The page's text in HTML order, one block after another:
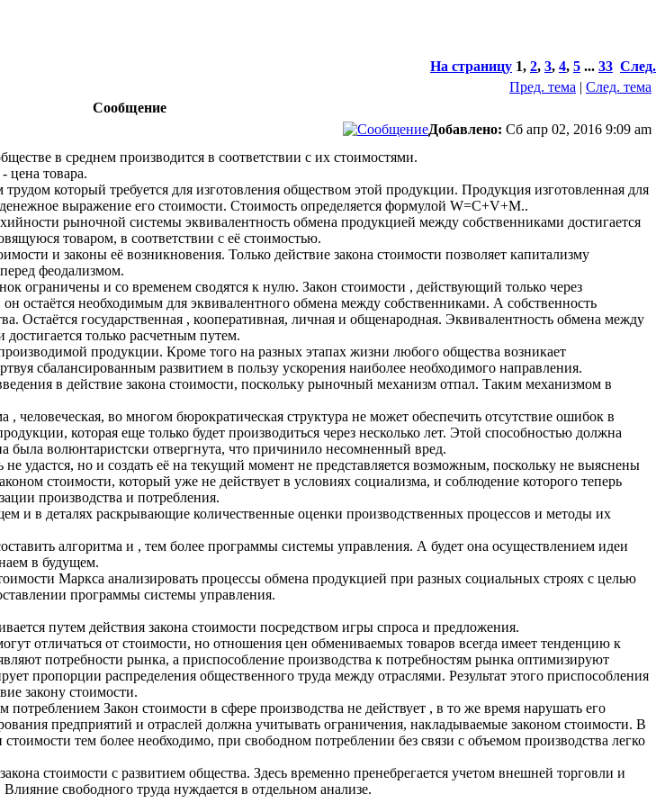
На страницу 1, 2, 3, 4, 5 ... 33 След.
Пред. тема | След. тема
Сообщение
Добавлено: Сб апр 02, 2016 9:09 am
в среднем производится в соответствии с их стоимостями.
цена товара.
который требуется для изготовления обществом этой продукции. Продукция изготовленная для
выражение его стоимости. Стоимость определяется формулой W=C+V+M..
рыночной системы эквивалентность обмена продукцией между собственниками достигается
товаром, в соответствии с её стоимостью.
и законы её возникновения. Только действие закона стоимости позволяет капитализму
феодализмом.
ограничены и со временем сводятся к нулю. Закон стоимости , действующий только через
остаётся необходимым для эквивалентного обмена между собственниками. А собственность
Остаётся государственная , кооперативная, личная и общенародная. Эквивалентность обмена между
только расчетным путем.
продукции. Кроме того на разных этапах жизни любого общества возникает
сбалансированным развитием в пользу ускорения наиболее необходимого направления.
в действие закона стоимости, поскольку рыночный механизм отпал. Таким механизмом в
, человеческая, во многом бюрократическая структура не может обеспечить отсутствие ошибок в
которая еще только будет производиться через несколько лет. Этой способностью должна
была волюнтаристски отвергнута, что причинило несомненный вред.
удастся, но и создать её на текущий момент не представляется возможным, поскольку не выяснены
стоимости, который уже не действует в условиях социализма, и соблюдение которого теперь
производства и потребления.
и в деталях раскрывающие количественные оценки производственных процессов и методы их
алгоритма и , тем более программы системы управления. А будет она осуществлением идеи
в будущем.
Маркса анализировать процессы обмена продукцией при разных социальных строях с целью
программы системы управления.
путем действия закона стоимости посредством игры спроса и предложения.
отличаться от стоимости, но отношения цен обмениваемых товаров всегда имеет тенденцию к
потребности рынка, а приспособление производства к потребностям рынка оптимизируют
пропорции распределения общественного труда между отраслями. Результат этого приспособления
закону стоимости.
Закон стоимости в сфере производства не действует , в то же время нарушать его
предприятий и отраслей должна учитывать ограничения, накладываемые законом стоимости. В
тем более необходимо, при свободном потреблении без связи с объемом производства легко
стоимости с развитием общества. Здесь временно пренебрегается учетом внешней торговли и
свободного труда нуждается в отдельном анализе.